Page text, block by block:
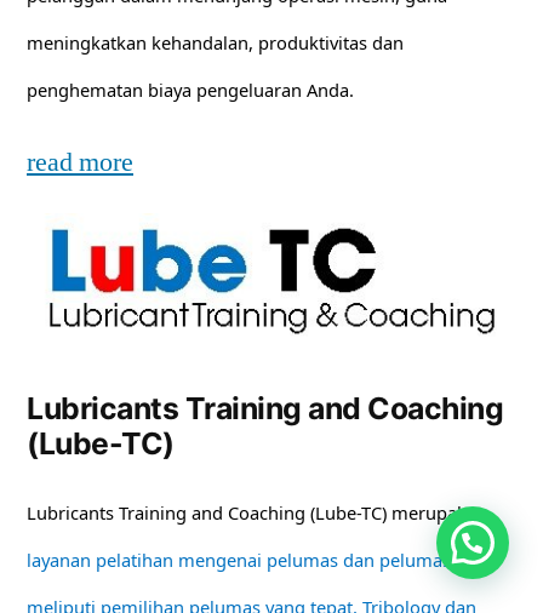
meningkatkan kehandalan, produktivitas dan
penghematan biaya pengeluaran Anda.
read more
Lubricants Training and Coaching
(Lube-TC)
Lubricants Training and Coaching (Lube-TC) merupakan
layanan pelatihan mengenai pelumas dan pelumasan
meliputi pemilihan pelumas yang tepat, Tribology dan